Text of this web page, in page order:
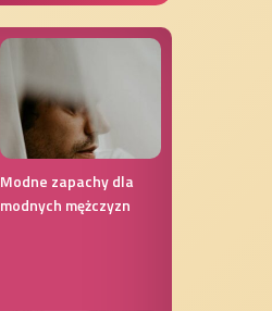
Modne zapachy dla
modnych mężczyzn